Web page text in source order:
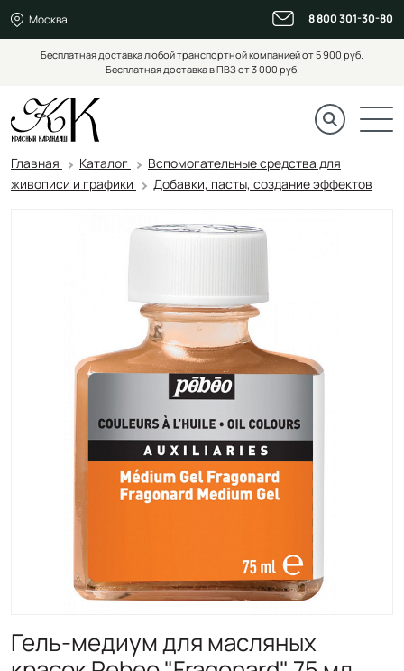
Москва 8 800 301-30-80
Бесплатная доставка любой транспортной компанией от 5 900 руб.
Бесплатная доставка в ПВЗ от 3 000 руб.
Главная Каталог
Вспомогательные средства для
живописи и графики
Добавки, пасты, создание эффектов
Гель-медиум для масляных